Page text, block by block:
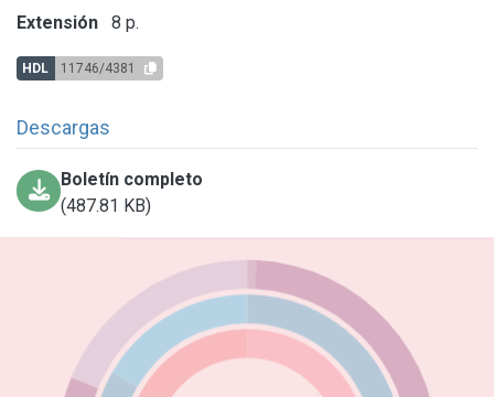
Extensión 8 p.
HDL 11746/4381
Descargas
Boletín completo
(487.81 KB)